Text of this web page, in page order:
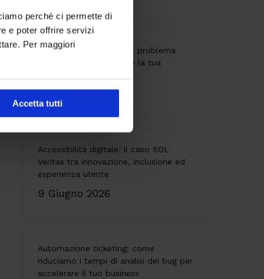
perché ci permette di
e poter offrire servizi
Per maggiori
Accetta tutti
API senza governance: il problema
invisibile che indebolisce la tua
Accessibilità digitale: il caso SOL
Veritas tra innovazione, inclusione ed
esperienza utente
9 Giugno 2026
Automazione ticketing: come
riduciamo i tempi di analisi dei bug per
accelerare il tuo business